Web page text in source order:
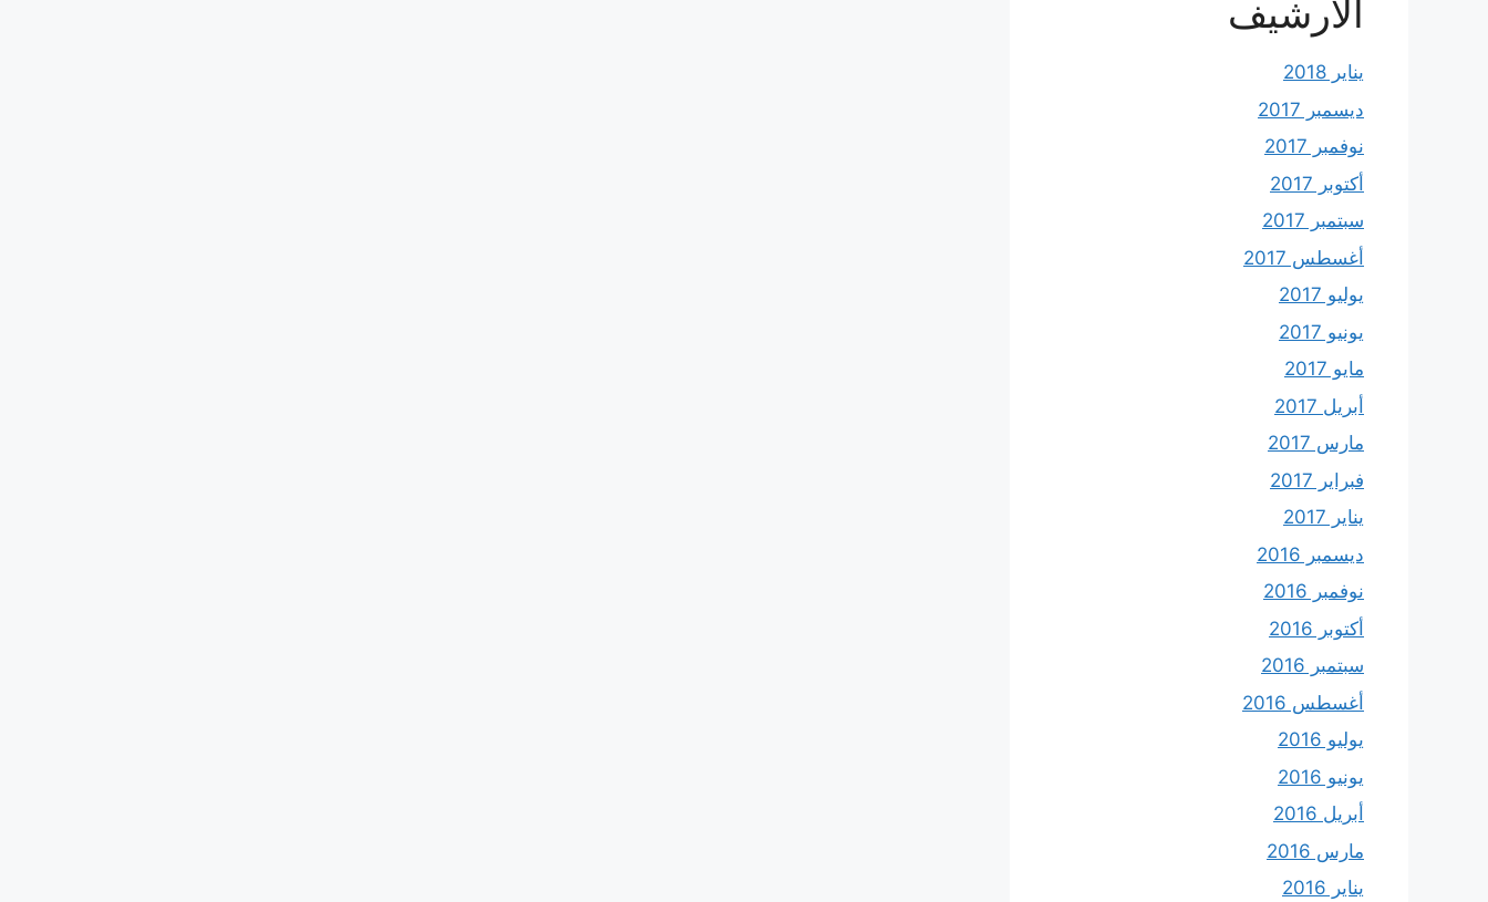
الأرشيف
يناير 2018
ديسمبر 2017
نوفمبر 2017
أكتوبر 2017
سبتمبر 2017
أغسطس 2017
يوليو 2017
يونيو 2017
مايو 2017
أبريل 2017
مارس 2017
فبراير 2017
يناير 2017
ديسمبر 2016
نوفمبر 2016
أكتوبر 2016
سبتمبر 2016
أغسطس 2016
يوليو 2016
يونيو 2016
أبريل 2016
مارس 2016
يناير 2016